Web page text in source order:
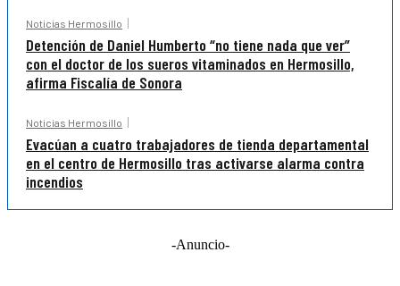
Noticias Hermosillo
Detención de Daniel Humberto “no tiene nada que ver”
con el doctor de los sueros vitaminados en Hermosillo,
afirma Fiscalía de Sonora
Noticias Hermosillo
Evacúan a cuatro trabajadores de tienda departamental
en el centro de Hermosillo tras activarse alarma contra
incendios
-Anuncio-